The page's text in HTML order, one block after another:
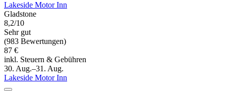
Lakeside Motor Inn
Gladstone
8,2/10
Sehr gut
(983 Bewertungen)
87 €
inkl. Steuern & Gebühren
30. Aug.–31. Aug.
Lakeside Motor Inn